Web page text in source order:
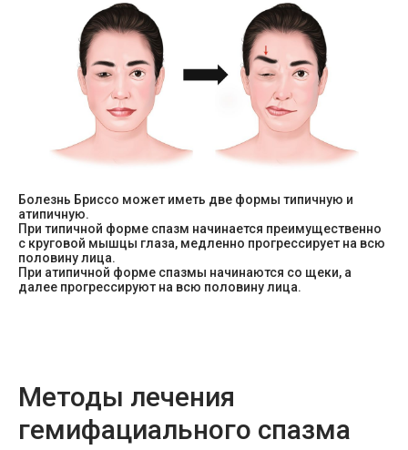
Болезнь Бриссо может иметь две формы типичную и
атипичную.
При типичной форме спазм начинается преимущественно
с круговой мышцы глаза, медленно прогрессирует на всю
половину лица.
При атипичной форме спазмы начинаются со щеки, а
далее прогрессируют на всю половину лица.
Методы лечения
гемифациального спазма
г. Минск ул. Стадионная, 5-98